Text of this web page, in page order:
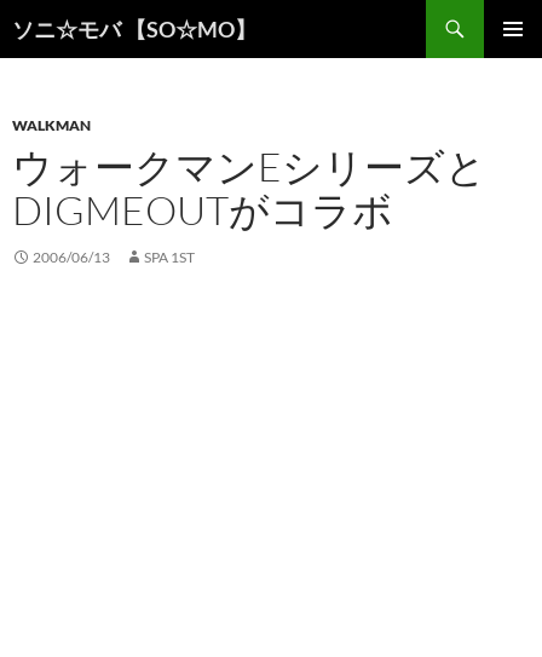
ソニ☆モバ 【SO☆MO】
索
ン
へ
ス
キ
ッ
WALKMAN
ウォークマンEシリーズと
DIGMEOUTがコラボ
2006/06/13 SPA 1ST